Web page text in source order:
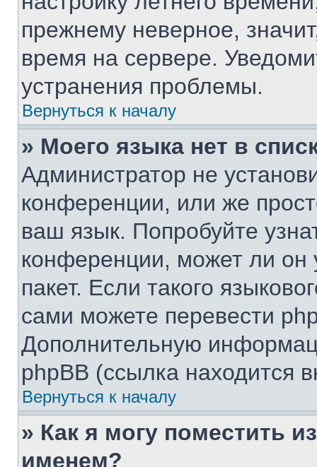
прежнему неверное,
время на сервере.
устранения проблемы.
Вернуться к началу
» Моего языка нет в
Администратор не
конференции, или же
ваш язык. Попробуйте
конференции, может ли он
пакет. Если такого
сами можете перевести
Дополнительную
phpBB (ссылка находится
Вернуться к началу
» Как я могу поместить
именем?